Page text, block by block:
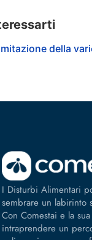
della
I Disturbi Alimentari
sembrare un labirinto
Con Comestai e la
intraprendere un